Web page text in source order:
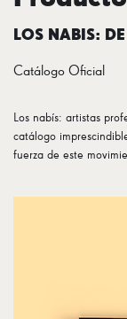
LOS NABIS:
Catálogo Oficial
Los nabís: artistas
catálogo
fuerza de este